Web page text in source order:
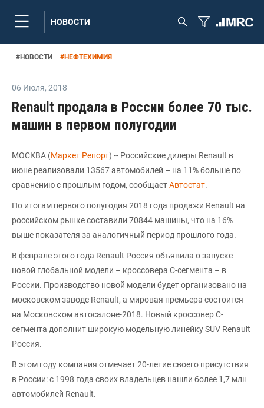
НОВОСТИ
#НОВОСТИ #НЕФТЕХИМИЯ
06 Июля, 2018
Renault продала в России более 70 тыс.
машин в первом полугодии
МОСКВА (Маркет Репорт) -- Российские дилеры Renault в
июне реализовали 13567 автомобилей – на 11% больше по
сравнению с прошлым годом, сообщаетАвтостат.
По итогам первого полугодия 2018 года продажи Renault на
российском рынке составили 70844 машины, что на 16%
выше показателя за аналогичный период прошлого года.
В феврале этого года Renault Россия объявила о запуске
новой глобальной модели – кроссовера C-сегмента – в
России. Производство новой модели будет организовано на
московском заводе Renault, а мировая премьера состоится
на Московском автосалоне-2018. Новый кроссовер C-
сегмента дополнит широкую модельную линейку SUV Renault
Россия.
В этом году компания отмечает 20-летие своего присутствия
в России: с 1998 года своих владельцев нашли более 1,7 млн
автомобилей Renault.